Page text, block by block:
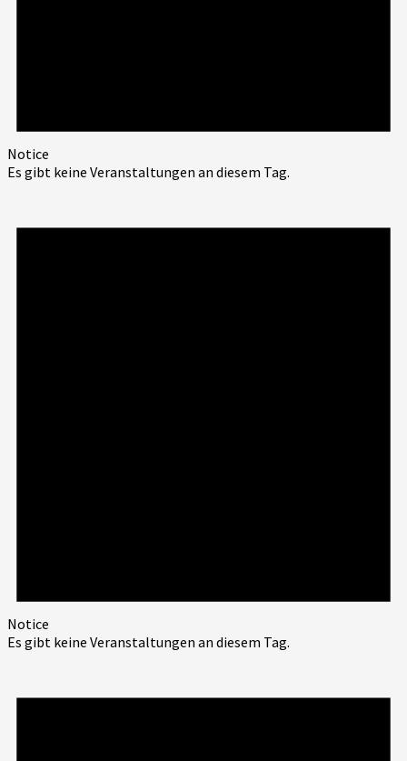
Notice
Es gibt keine Veranstaltungen an diesem Tag.
Notice
Es gibt keine Veranstaltungen an diesem Tag.